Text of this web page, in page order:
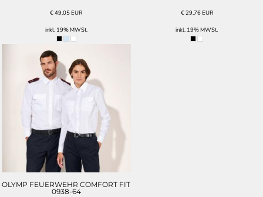
€49,05EUR
inkl. 19% MWSt.
€29,76EUR
inkl. 19% MWSt.
OLYMP FEUERWEHR COMFORT FIT
0938-64